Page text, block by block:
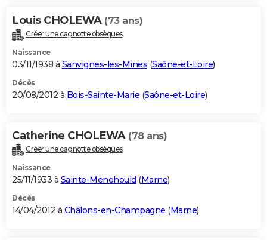
Louis CHOLEWA (73 ans)
Créer une cagnotte obsèques
Naissance
03/11/1938 à Sanvignes-les-Mines (Saône-et-Loire)
Décès
20/08/2012 à Bois-Sainte-Marie (Saône-et-Loire)
Catherine CHOLEWA (78 ans)
Créer une cagnotte obsèques
Naissance
25/11/1933 à Sainte-Menehould (Marne)
Décès
14/04/2012 à Châlons-en-Champagne (Marne)